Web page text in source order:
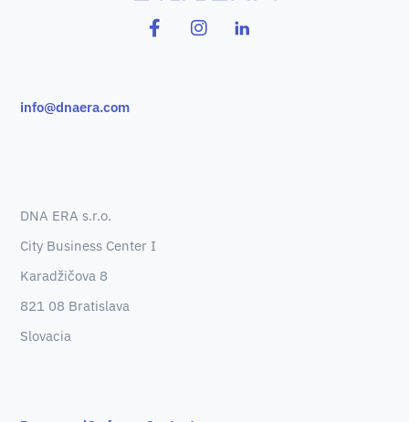
info@dnaera.com
DNA ERA s.r.o.
City Business Center I
Karadžičova 8
821 08 Bratislava
Slovacia